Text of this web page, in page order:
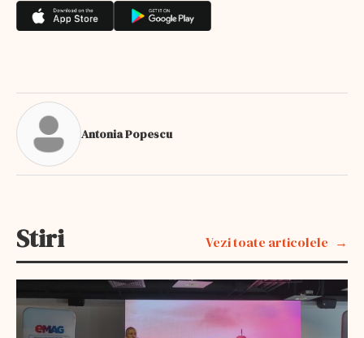
Antonia Popescu
Stiri Vezi toate articolele